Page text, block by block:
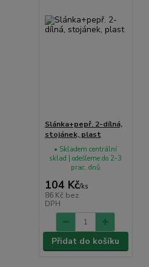
Slánka+pepř. 2-dílná,
stojánek, plast
104 Kč/ks
86 Kč bez
DPH
• Skladem centrální
sklad | odešleme do 2-3
prac. dnů
Přidat do košíku